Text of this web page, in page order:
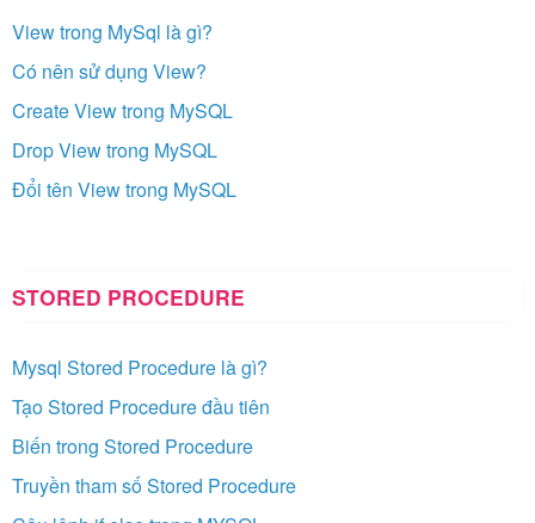
View trong MySql là gì?
Có nên sử dụng View?
Create View trong MySQL
Drop View trong MySQL
Đổi tên View trong MySQL
STORED PROCEDURE
Mysql Stored Procedure là gì?
Tạo Stored Procedure đầu tiên
Biến trong Stored Procedure
Truyền tham số Stored Procedure